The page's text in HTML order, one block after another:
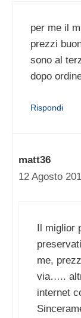
per me il
prezzi
sono al
dopo
Rispondi
matt36
12 Agosto
Il miglior
me,
via…..
internet